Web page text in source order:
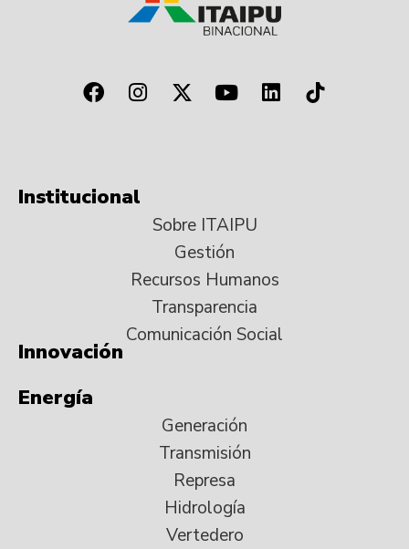
Institucional
Sobre ITAIPU
Gestión
Recursos Humanos
Transparencia
Comunicación Social
Innovación
Energía
Generación
Transmisión
Represa
Hidrología
Vertedero